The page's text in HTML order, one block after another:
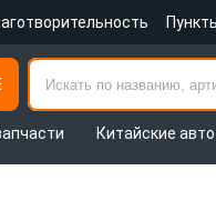
Китайские авто